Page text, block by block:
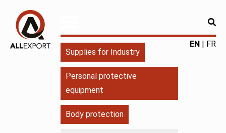
Fourniture
pour
l'industrie
Produits
chimiques
EN
FR
Supplies for Industry
Personal protective
equipment
Body protection